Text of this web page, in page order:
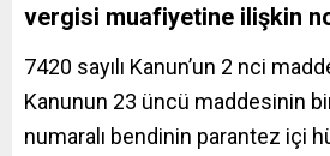
vergisi muafiyetine ilişkin
7420 sayılı Kanun’un 2 nci
Kanunun 23 üncü maddesinin
numaralı bendinin parantez içi